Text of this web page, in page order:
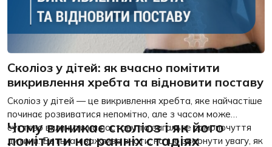
Сколіоз у дітей: як вчасно помітити
викривлення хребта та відновити поставу
Сколіоз у дітей — це викривлення хребта, яке найчастіше
починає розвиватися непомітно, але з часом може
суттєво вплинути на поставу та загальне самопочуття
дитини. Батькам важливо знати, на що звернути увагу, як
Чому виникає сколіоз і як його
помітити на ранніх стадіях